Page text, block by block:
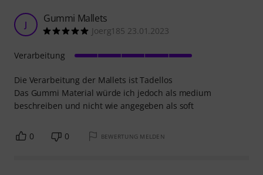
J Gummi Mallets
Joerg185 23.01.2023
Die Verarbeitung der Mallets ist Tadellos
Das Gummi Material würde ich jedoch als medium
beschreiben und nicht wie angegeben als soft
Verarbeitung
0 0 BEWERTUNG MELDEN